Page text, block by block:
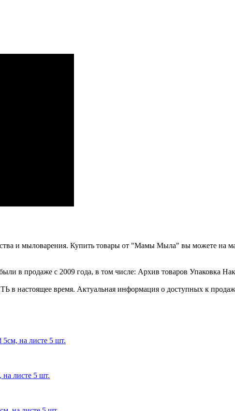
и мыловарения. Купить товары от "Мамы Мыла" вы можете на
в продаже с 2009 года, в том числе: Архив товаров Упаковка
время. Актуальная информация о доступных к
на листе 5 шт.
листе 5 шт.